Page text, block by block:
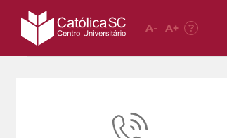
A- A+ ?
Home Dia do Nutricionista